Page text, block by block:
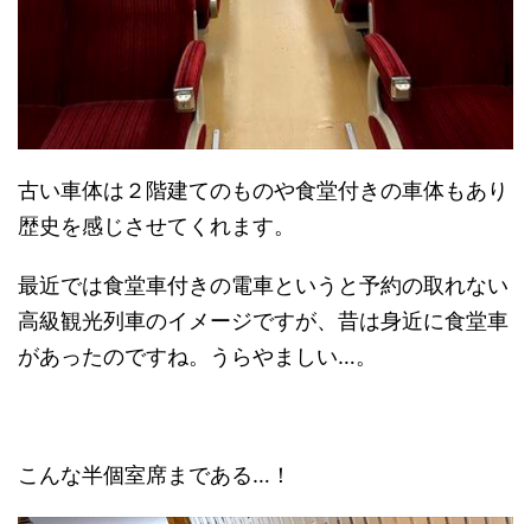
古い車体は２階建てのものや食堂付きの車体もあり
歴史を感じさせてくれます。
最近では食堂車付きの電車というと予約の取れない
高級観光列車のイメージですが、昔は身近に食堂車
があったのですね。うらやましい…。
こんな半個室席まである…！